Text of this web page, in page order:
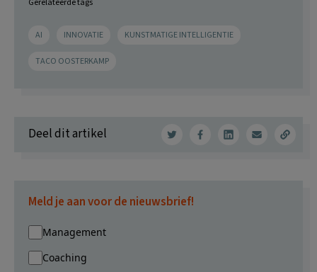
Gerelateerde tags
AI INNOVATIE KUNSTMATIGE INTELLIGENTIE
TACO OOSTERKAMP
Deel dit artikel
Meld je aan voor de nieuwsbrief!
Management
Coaching